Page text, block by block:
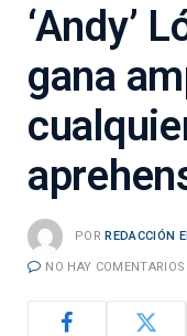
‘Andy’
gana
POR REDACCIÓN
NO HAY COMENTARIOS